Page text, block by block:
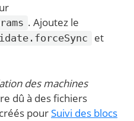
. Ajoutez le
et
des machines
dû à des fichiers
pourSuivi des blocs